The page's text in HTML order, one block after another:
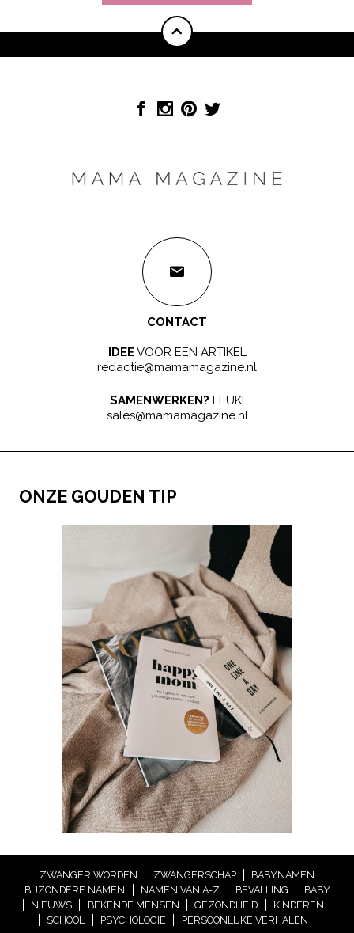
CONTACT
IDEEVOOR EEN ARTIKEL
redactie@mamamagazine.nl
SAMENWERKEN? LEUK!
sales@mamamagazine.nl
ONZE GOUDEN TIP
ZWANGER WORDEN ZWANGERSCHAP
BABYNAMEN
BIJZONDERE NAMEN
NAMEN VAN A-Z BEVALLING
BABY
NIEUWS
BEKENDE MENSEN GEZONDHEID
KINDEREN
SCHOOL
PSYCHOLOGIE
PERSOONLIJKE VERHALEN